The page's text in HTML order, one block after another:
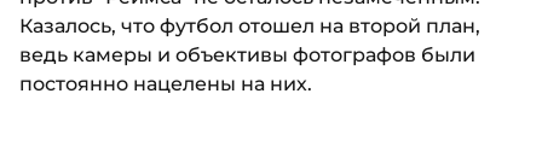
Казалось, что футбол отошел на второй план,
ведь камеры и объективы фотографов были
постоянно нацелены на них.